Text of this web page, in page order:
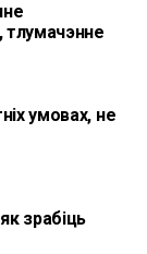
умовах, не
зрабіць